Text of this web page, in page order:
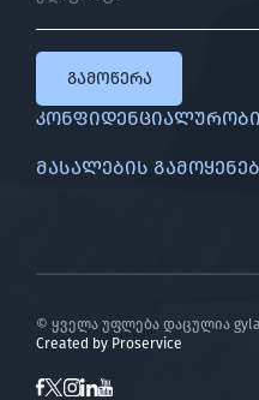
გამოწერა
მასალების
© ყველა უფლება დაცულია
Created by Proservice